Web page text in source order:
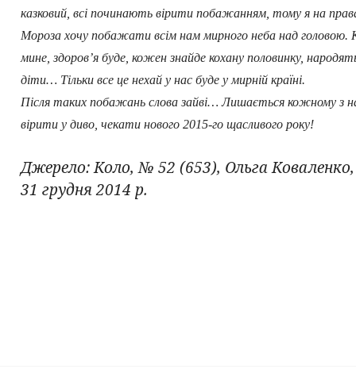
казковий, всі починають вірити побажанням, тому я на
Мороза хочу побажати всім нам мирного неба над головою.
мине, здоров’я буде, кожен знайде кохану половинку,
діти… Тільки все це нехай у нас буде у мирній країні.
Після таких побажань слова зайві… Лишається кожному з
вірити у диво, чекати нового 2015-го щасливого року!
Джерело: Коло, № 52 (653), Ольга
31 грудня 2014 р.